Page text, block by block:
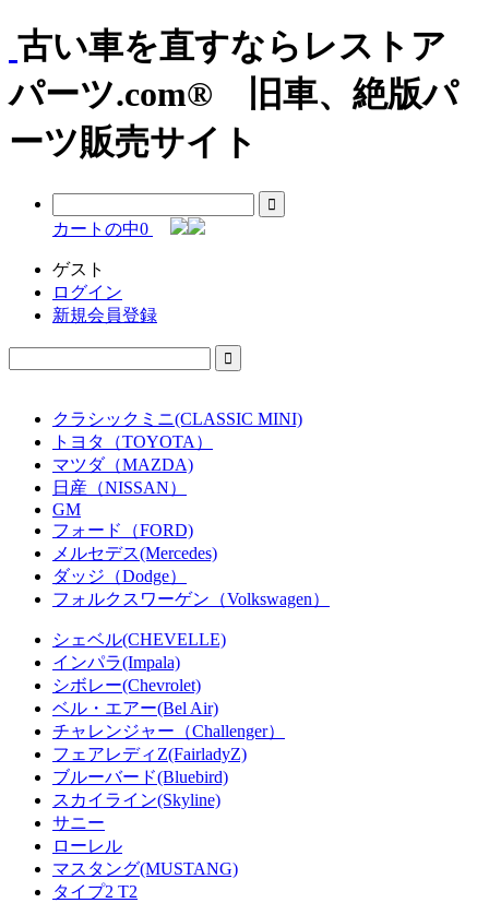
古い車を直すならレストア
パーツ.com® 旧車、絶版パ
ーツ販売サイト
カートの中0
ゲスト
ログイン
新規会員登録
クラシックミニ(CLASSIC MINI)
トヨタ（TOYOTA）
マツダ（MAZDA)
日産（NISSAN）
GM
フォード（FORD)
メルセデス(Mercedes)
ダッジ（Dodge）
フォルクスワーゲン（Volkswagen）
シェベル(CHEVELLE)
インパラ(Impala)
シボレー(Chevrolet)
ベル・エアー(Bel Air)
チャレンジャー（Challenger）
フェアレディZ(FairladyZ)
ブルーバード(Bluebird)
スカイライン(Skyline)
サニー
ローレル
マスタング(MUSTANG)
タイプ2 T2